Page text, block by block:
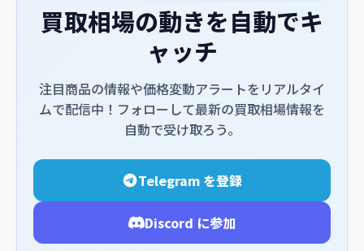
買取相場の動きを自動でキ
ャッチ
注目商品の情報や価格変動アラートをリアルタイ
ムで配信中！フォローして最新の買取相場情報を
自動で受け取ろう。
Telegram を登録
Discord に参加